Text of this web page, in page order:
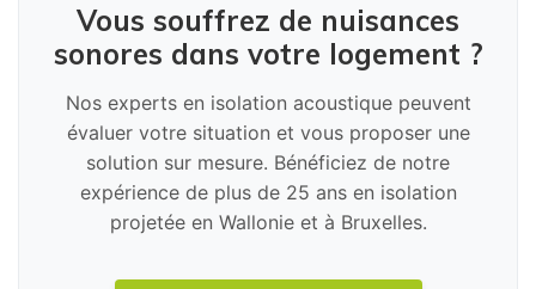
Vous souffrez de nuisances
sonores dans votre logement ?
Nos experts en isolation acoustique peuvent
évaluer votre situation et vous proposer une
solution sur mesure. Bénéficiez de notre
expérience de plus de 25 ans en isolation
projetée en Wallonie et à Bruxelles.